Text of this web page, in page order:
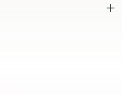
SYNTHETIC
CI 15850, CI